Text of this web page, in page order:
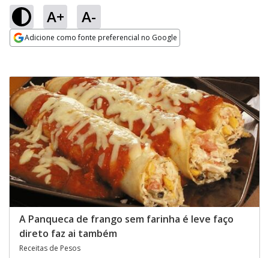
A+ A-
Adicione como fonte preferencial no Google
A Panqueca de frango sem farinha é leve faço
direto faz ai também
Receitas de Pesos